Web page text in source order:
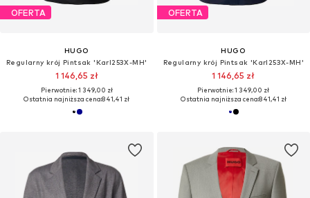
OFERTA
HUGO
Regularny krój Pintsak 'Karl253X-MH'
1 146,65 zł
Pierwotnie: 1 349,00 zł
Ostatnia najniższa cena:841,41 zł
OFERTA
HUGO
Regularny krój Pintsak 'Karl253X-MH'
1 146,65 zł
Pierwotnie: 1 349,00 zł
Ostatnia najniższa cena:841,41 zł